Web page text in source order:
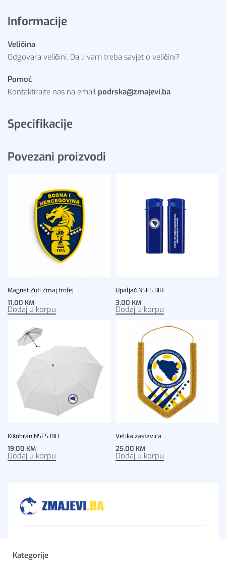
Informacije
Veličina
Odgovara veličini. Da li vam treba savjet o veličini?
Pomoć
Kontaktirajte nas na email podrska@zmajevi.ba
Specifikacije
Povezani proizvodi
Magnet Žuti Zmaj trofej
11,00 KM
Dodaj u korpu
Upaljač NSFS BIH
3,00 KM
Dodaj u korpu
Kišobran NSFS BIH
19,00 KM
Dodaj u korpu
Velika zastavica
25,00 KM
Dodaj u korpu
Kategorije